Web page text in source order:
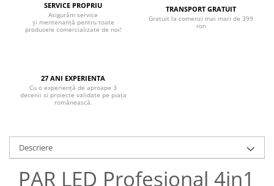
Boxe de perete
SERVICE PROPRIU
Asigurăm service
și mentenanță pentru toate
produsele comercializate de noi!
TRANSPORT GRATUIT
Gratuit la comenzi mai mari de 399
ron
27 ANI EXPERIENTA
Cu o experiență de aproape 3
decenii si proiecte validate pe piața
românească.
Descriere
PAR LED Profesional 4in1